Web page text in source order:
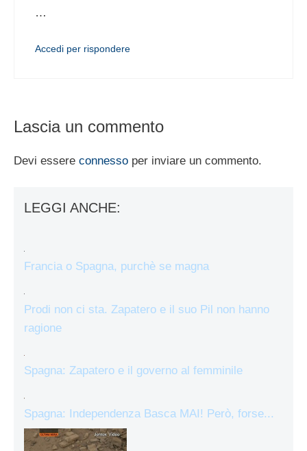
…
Accedi per rispondere
Lascia un commento
Devi essere connesso per inviare un commento.
LEGGI ANCHE:
Francia o Spagna, purchè se magna
Prodi non ci sta. Zapatero e il suo Pil non hanno
ragione
Spagna: Zapatero e il governo al femminile
Spagna: Independenza Basca MAI! Però, forse...